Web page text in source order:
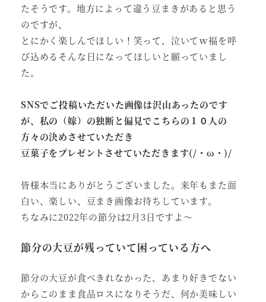
たそうです。地方によって違う豆まきがあると思う
のですが、
とにかく楽しんでほしい！笑って、泣いてｗ福を呼
び込めるそんな日になってほしいと願っていまし
た。
SNSでご投稿いただいた画像は沢山あったのです
が、私の（嫁）の独断と偏見でこちらの１０人の
方々の決めさせていただき
豆菓子をプレゼントさせていただきます(/・ω・)/
皆様本当にありがとうございました。来年もまた面
白い、楽しい、豆まき画像お待ちしています。
ちなみに2022年の節分は2月3日ですよ～
節分の大豆が残っていて困っている方へ
節分の大豆が食べきれなかった、あまり好きでない
からこのまま食品ロスになりそうだ、何か美味しい